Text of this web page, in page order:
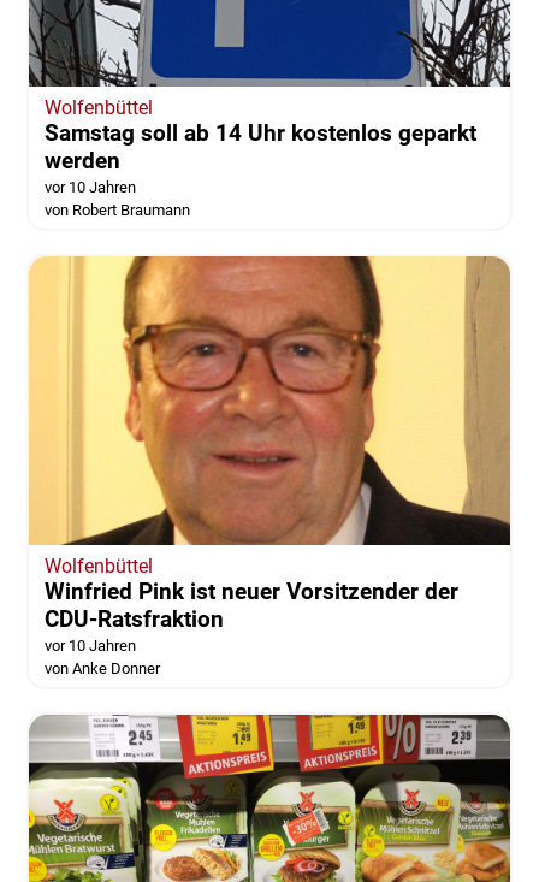
Wolfenbüttel
Samstag soll ab 14 Uhr kostenlos geparkt
werden
vor 10 Jahren
von Robert Braumann
Wolfenbüttel
Winfried Pink ist neuer Vorsitzender der
CDU-Ratsfraktion
vor 10 Jahren
von Anke Donner